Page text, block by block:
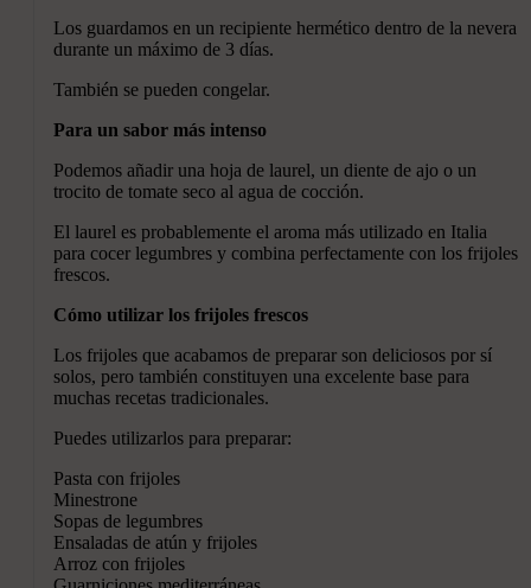
Los guardamos en un recipiente hermético dentro de la nevera
durante un máximo de 3 días.
También se pueden congelar.
Para un sabor más intenso
Podemos añadir una hoja de laurel, un diente de ajo o un
trocito de tomate seco al agua de cocción.
El laurel es probablemente el aroma más utilizado en Italia
para cocer legumbres y combina perfectamente con los frijoles
frescos.
Cómo utilizar los frijoles frescos
Los frijoles que acabamos de preparar son deliciosos por sí
solos, pero también constituyen una excelente base para
muchas recetas tradicionales.
Puedes utilizarlos para preparar:
Pasta con frijoles
Minestrone
Sopas de legumbres
Ensaladas de atún y frijoles
Arroz con frijoles